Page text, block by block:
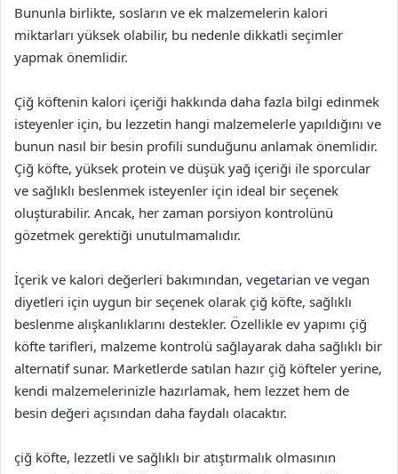
Bununla birlikte, sosların ve ek malzemelerin kalori
miktarları yüksek olabilir, bu nedenle dikkatli seçimler
yapmak önemlidir.
Çiğ köftenin kalori içeriği hakkında daha fazla bilgi edinmek
isteyenler için, bu lezzetin hangi malzemelerle yapıldığını ve
bunun nasıl bir besin profili sunduğunu anlamak önemlidir.
Çiğ köfte, yüksek protein ve düşük yağ içeriği ile sporcular
ve sağlıklı beslenmek isteyenler için ideal bir seçenek
oluşturabilir. Ancak, her zaman porsiyon kontrolünü
gözetmek gerektiği unutulmamalıdır.
İçerik ve kalori değerleri bakımından, vegetarian ve vegan
diyetleri için uygun bir seçenek olarak çiğ köfte, sağlıklı
beslenme alışkanlıklarını destekler. Özellikle ev yapımı çiğ
köfte tarifleri, malzeme kontrolü sağlayarak daha sağlıklı bir
alternatif sunar. Marketlerde satılan hazır çiğ köfteler yerine,
kendi malzemelerinizle hazırlamak, hem lezzet hem de
besin değeri açısından daha faydalı olacaktır.
çiğ köfte, lezzetli ve sağlıklı bir atıştırmalık olmasının